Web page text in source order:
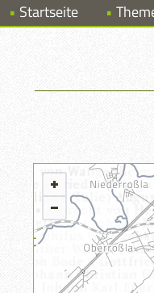
Startseite